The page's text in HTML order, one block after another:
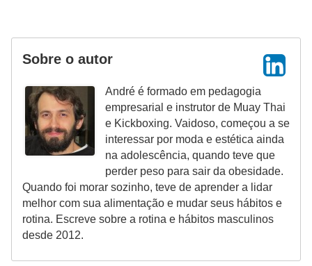
Sobre o autor
André é formado em pedagogia
empresarial e instrutor de Muay Thai
e Kickboxing. Vaidoso, começou a se
interessar por moda e estética ainda
na adolescência, quando teve que
perder peso para sair da obesidade.
Quando foi morar sozinho, teve de aprender a lidar
melhor com sua alimentação e mudar seus hábitos e
rotina. Escreve sobre a rotina e hábitos masculinos
desde 2012.